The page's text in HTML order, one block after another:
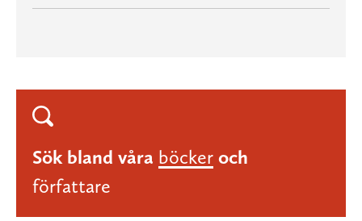
Sök bland våra böcker och
författare